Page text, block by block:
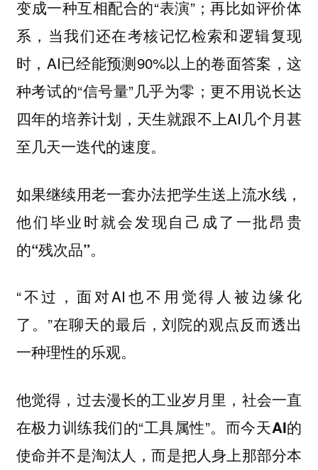
变成一种互相配合的“表演”；再比如评价体
系，当我们还在考核记忆检索和逻辑复现
时，AI已经能预测90%以上的卷面答案，这
种考试的“信号量”几乎为零；更不用说长达
四年的培养计划，天生就跟不上AI几个月甚
至几天一迭代的速度。
如果继续用老一套办法把学生送上流水线，
他们毕业时就会发现自己成了一批昂贵
的“残次品”。
“不过，面对AI也不用觉得人被边缘化
了。”在聊天的最后，刘院的观点反而透出
一种理性的乐观。
他觉得，过去漫长的工业岁月里，社会一直
在极力训练我们的“工具属性”。 而今天AI的
使命并不是淘汰人，而是把人身上那部分本